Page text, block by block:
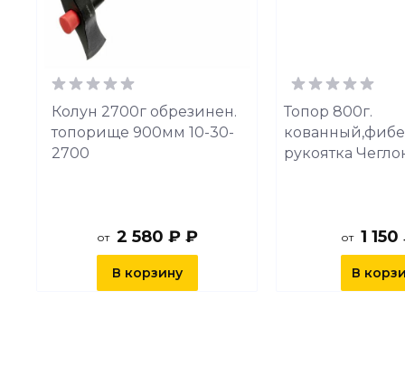
Колун 2700г обрезинен.
топорище 900мм 10-30-
2700
от 2 580 ₽ ₽
В корзину
Топор 800г.
рукоятка
от 1
В